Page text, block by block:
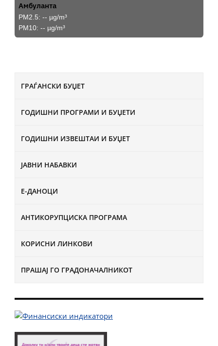
ГРАЃАНСКИ БУЏЕТ
ГОДИШНИ ПРОГРАМИ И БУЏЕТИ
ГОДИШНИ ИЗВЕШТАИ И БУЏЕТ
ЈАВНИ НАБАВКИ
Е-ДАНОЦИ
АНТИКОРУПЦИСКА ПРОГРАМА
КОРИСНИ ЛИНКОВИ
ПРАШАЈ ГО ГРАДОНАЧАЛНИКОТ
Амбуланта
PM2.5: -- µg/m³
PM10: -- µg/m³